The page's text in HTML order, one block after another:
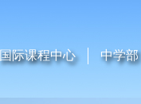
国际课程中心 中学部